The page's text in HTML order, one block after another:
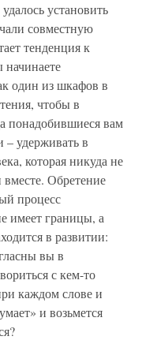
установить
совместную
тенденция к
один из шкафов в
чтобы в
понадобившиеся вам
– удерживать в
которая никуда не
Обретение
процесс
имеет границы, а
в развитии:
вы в
с кем-то
каждом слове и
и возьмется